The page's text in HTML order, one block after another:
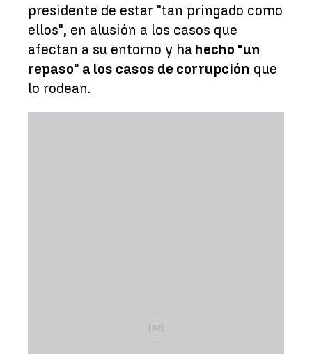
presidente de estar "tan pringado como
ellos", en alusión a los casos que
afectan a su entorno y ha hecho "un
repaso" a los casos de corrupción que
lo rodean.
Ad